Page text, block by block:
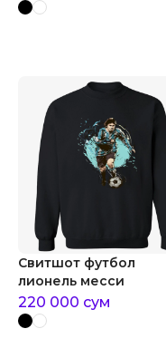
Свитшот футбол
лионель месси
220 000 сум